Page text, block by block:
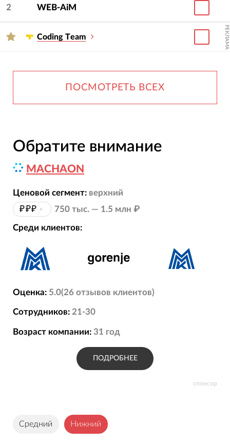
2 WEB-AiM
Сoding Тeam РЕКЛАМА
ПОСМОТРЕТЬ ВСЕХ
спонсор
Обратите внимание
MACHAON
Ценовой сегмент: верхний
₽₽₽ • 750 тыс. — 1.5 млн ₽
Среди клиентов:
Оценка: 5.0(26 отзывов клиентов)
Сотрудников: 21-30
Возраст компании: 31 год
ПОДРОБНЕЕ
Средний Нижний